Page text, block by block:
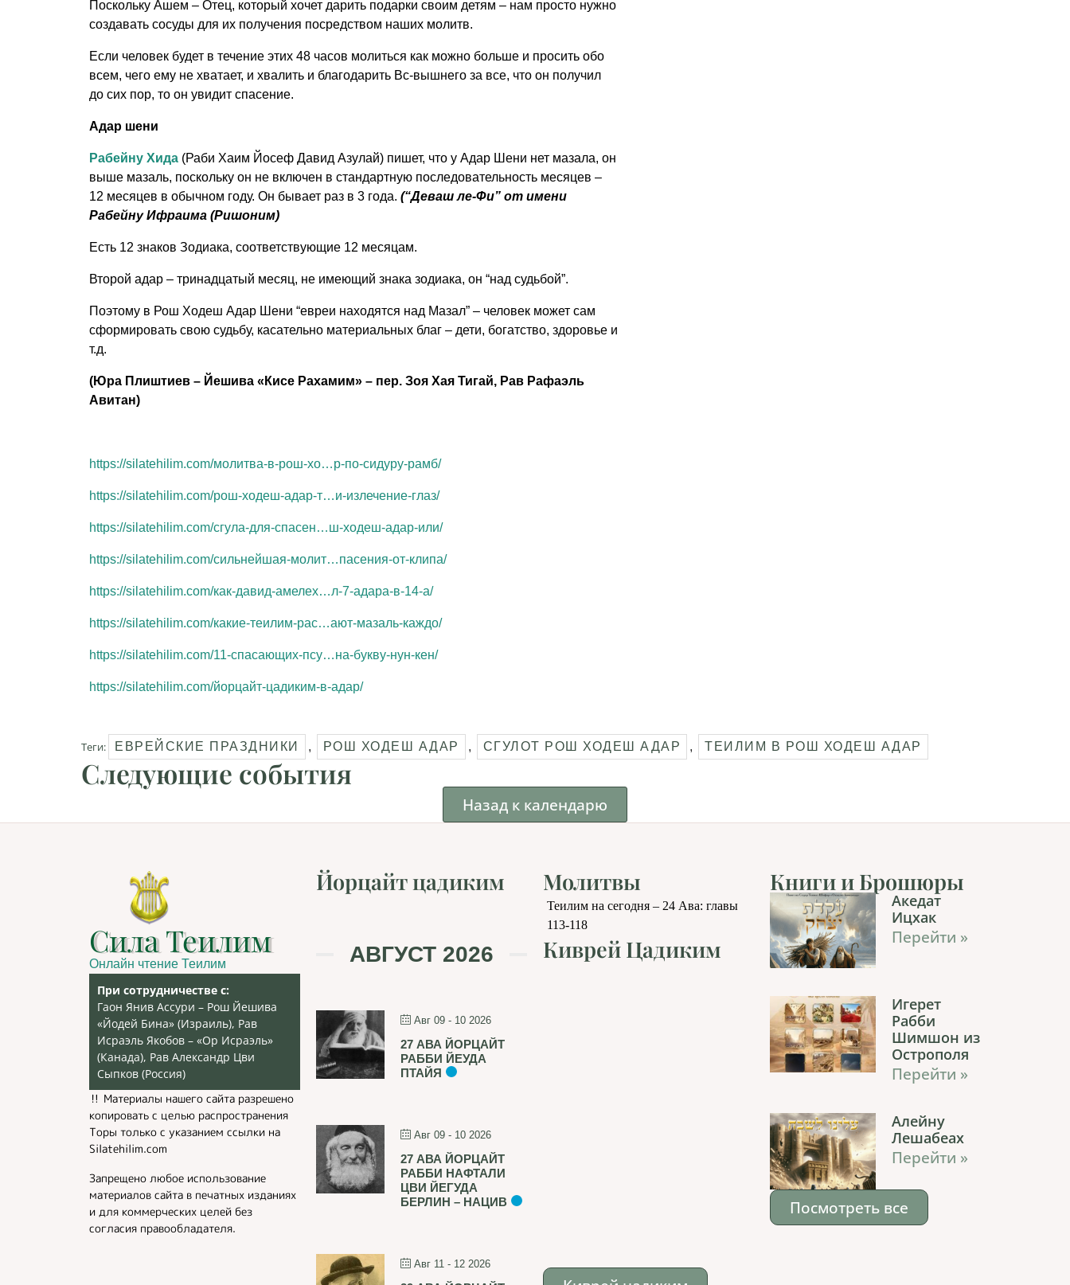
Поскольку Ашем – Отец, который хочет дарить подарки своим детям – нам просто нужно
создавать сосуды для их получения посредством наших молитв.
Если человек будет в течение этих 48 часов молиться как можно больше и просить обо
всем, чего ему не хватает, и хвалить и благодарить Вс-вышнего за все, что он получил
до сих пор, то он увидит спасение.
Адар шени
Рабейну Хида (Раби Хаим Йосеф Давид Азулай) пишет, что у Адар Шени нет мазала, он
выше мазаль, поскольку он не включен в стандартную последовательность месяцев –
12 месяцев в обычном году. Он бывает раз в 3 года. (“Деваш ле-Фи” от имени
Рабейну Ифраима (Ришоним)
Есть 12 знаков Зодиака, соответствующие 12 месяцам.
Второй адар – тринадцатый месяц, не имеющий знака зодиака, он “над судьбой”.
Поэтому в Рош Ходеш Адар Шени “евреи находятся над Мазал” – человек может сам
сформировать свою судьбу, касательно материальных благ – дети, богатство, здоровье и
т.д.
(Юра Плиштиев – Йешива «Кисе Рахамим» – пер. Зоя Хая Тигай, Рав Рафаэль
Авитан)
https://silatehilim.com/молитва-в-рош-хо…р-по-сидуру-рамб/
https://silatehilim.com/рош-ходеш-адар-т…и-излечение-глаз/
https://silatehilim.com/сгула-для-спасен…ш-ходеш-адар-или/
https://silatehilim.com/сильнейшая-молит…пасения-от-клипа/
https://silatehilim.com/как-давид-амелех…л-7-адара-в-14-а/
https://silatehilim.com/какие-теилим-рас…ают-мазаль-каждо/
https://silatehilim.com/11-спасающих-псу…на-букву-нун-кен/
https://silatehilim.com/йорцайт-цадиким-в-адар/
Теги: ЕВРЕЙСКИЕ ПРАЗДНИКИ , РОШ ХОДЕШ АДАР , СГУЛОТ РОШ ХОДЕШ АДАР , ТЕИЛИМ В РОШ ХОДЕШ АДАР
Следующие события
Назад к календарю
Сила Теилим
Онлайн чтение Теилим
При сотрудничестве с:
Гаон Янив Ассури – Рош Йешива
«Йодей Бина» (Израиль), Рав
Исраэль Якобов – «Ор Исраэль»
(Канада), Рав Александр Цви
Сыпков (Россия)
‼️ Материалы нашего сайта разрешено
копировать с целью распространения
Торы только с указанием ссылки на
Silatehilim.com
Запрещено любое использование
материалов сайта в печатных изданиях
и для коммерческих целей без
согласия правообладателя.
Йорцайт цадиким
АВГУСТ 2026
Авг 09 - 10 2026
27 АВА ЙОРЦАЙТ
РАББИ ЙЕУДА
ПТАЙЯ
Авг 09 - 10 2026
27 АВА ЙОРЦАЙТ
РАББИ НАФТАЛИ
ЦВИ ЙЕГУДА
БЕРЛИН – НАЦИВ
Авг 11 - 12 2026
Молитвы
Теилим на сегодня – 24 Ава: главы
113-118
Киврей Цадиким
Книги и Брошюры
Акедат
Ицхак
Перейти »
Игерет
Рабби
Шимшон из
Острополя
Перейти »
Алейну
Лешабеах
Перейти »
Посмотреть все